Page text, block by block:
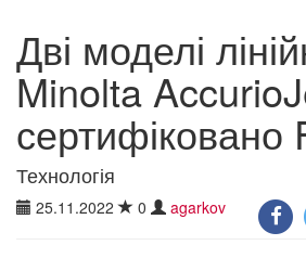
Дві моделі
Minolta
сертифіковано
Технологія
25.11.2022 0 agarkov